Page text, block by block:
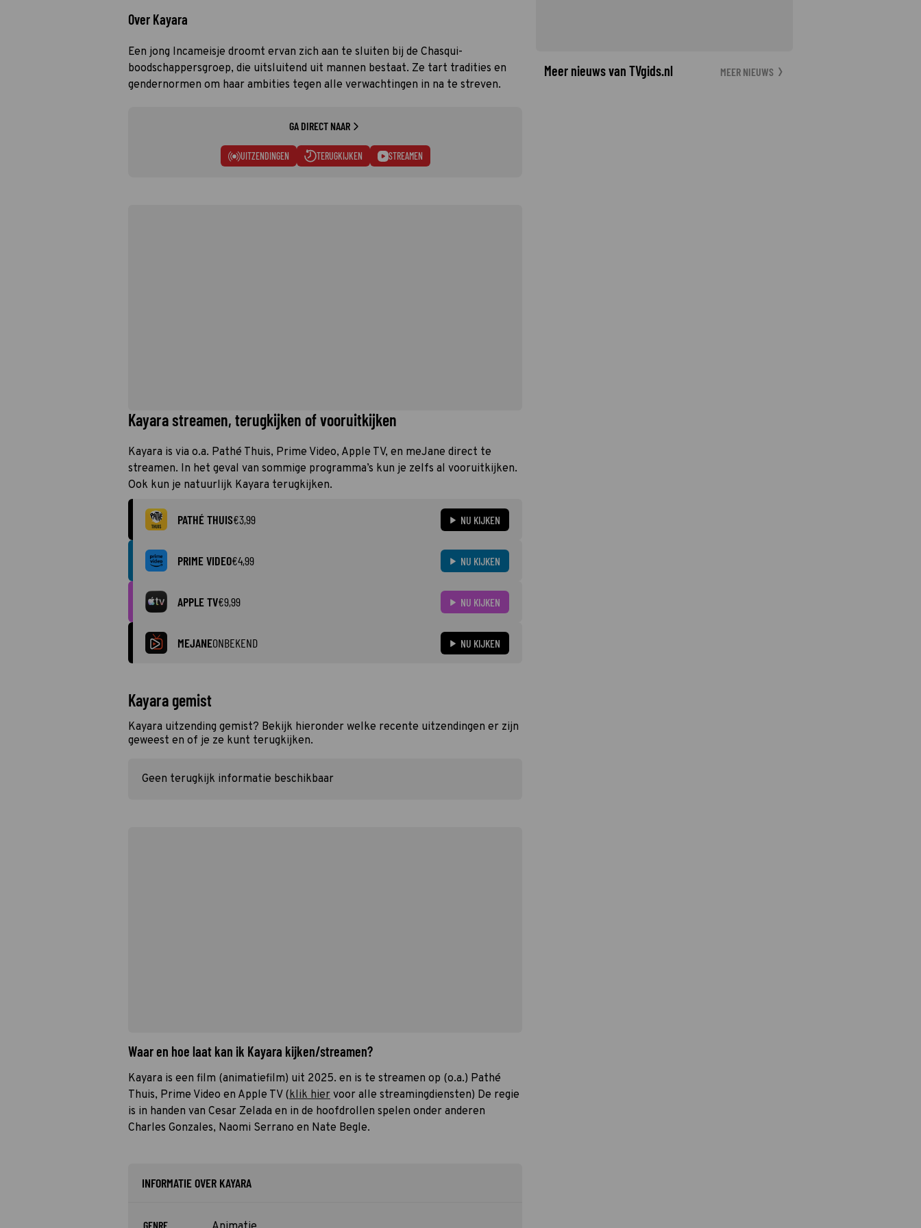
Over Kayara
Een jong Incameisje droomt ervan zich aan te sluiten bij de Chasqui-
boodschappersgroep, die uitsluitend uit mannen bestaat. Ze tart tradities en
gendernormen om haar ambities tegen alle verwachtingen in na te streven.
GA DIRECT NAAR
UITZENDINGEN TERUGKIJKEN STREAMEN
Kayara streamen, terugkijken of vooruitkijken
Kayara is via o.a. Pathé Thuis, Prime Video, Apple TV, en meJane direct te
streamen. In het geval van sommige programma’s kun je zelfs al vooruitkijken.
Ook kun je natuurlijk Kayara terugkijken.
PATHÉ THUIS€3,99 NU KIJKEN
PRIME VIDEO€4,99 NU KIJKEN
APPLE TV€9,99 NU KIJKEN
MEJANEONBEKEND NU KIJKEN
Kayara gemist
Kayara uitzending gemist? Bekijk hieronder welke recente uitzendingen er zijn
geweest en of je ze kunt terugkijken.
Geen terugkijk informatie beschikbaar
Waar en hoe laat kan ik Kayara kijken/streamen?
Kayara is een film (animatiefilm) uit 2025. en is te streamen op (o.a.) Pathé
Thuis, Prime Video en Apple TV (klik hier voor alle streamingdiensten) De regie
is in handen van Cesar Zelada en in de hoofdrollen spelen onder anderen
Charles Gonzales, Naomi Serrano en Nate Begle.
INFORMATIE OVER KAYARA
GENRE
Meer nieuws van TVgids.nl MEER NIEUWS